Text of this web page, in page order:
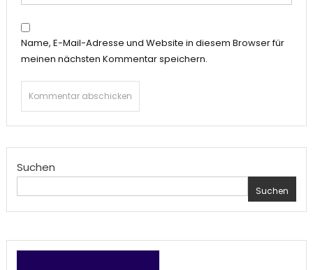
Name, E-Mail-Adresse und Website in diesem Browser für
meinen nächsten Kommentar speichern.
Suchen
Suchen